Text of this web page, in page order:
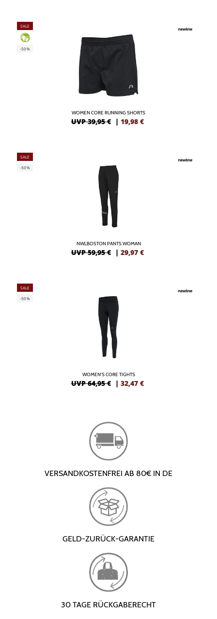
SALE
GREEN
-50%
WOMEN CORE RUNNING SHORTS
UVP 39,95 € | 19,98 €
SALE
-50%
NWLBOSTON PANTS WOMAN
UVP 59,95 € | 29,97 €
SALE
-50%
WOMEN'S CORE TIGHTS
UVP 64,95 € | 32,47 €
VERSANDKOSTENFREI AB 80€ IN DE
GELD-ZURÜCK-GARANTIE
30 TAGE RÜCKGABERECHT